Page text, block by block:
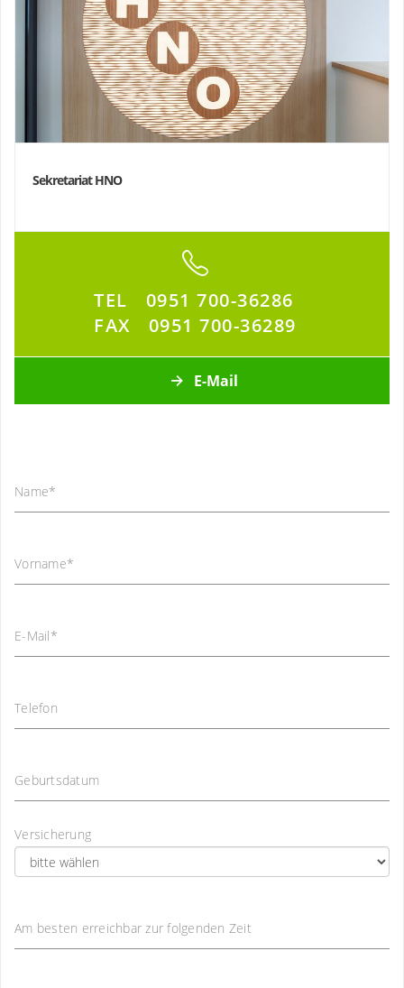
Sekretariat HNO
TEL
0951 700-36286
FAX
0951 700-36289
E-Mail
Name*
Vorname*
E-Mail*
Telefon
Geburtsdatum
Versicherung
Am besten erreichbar zur folgenden Zeit